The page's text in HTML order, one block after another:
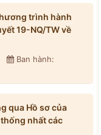
trình hành
19-NQ/TW về
Ban hành:
qua Hồ sơ của
nhất các